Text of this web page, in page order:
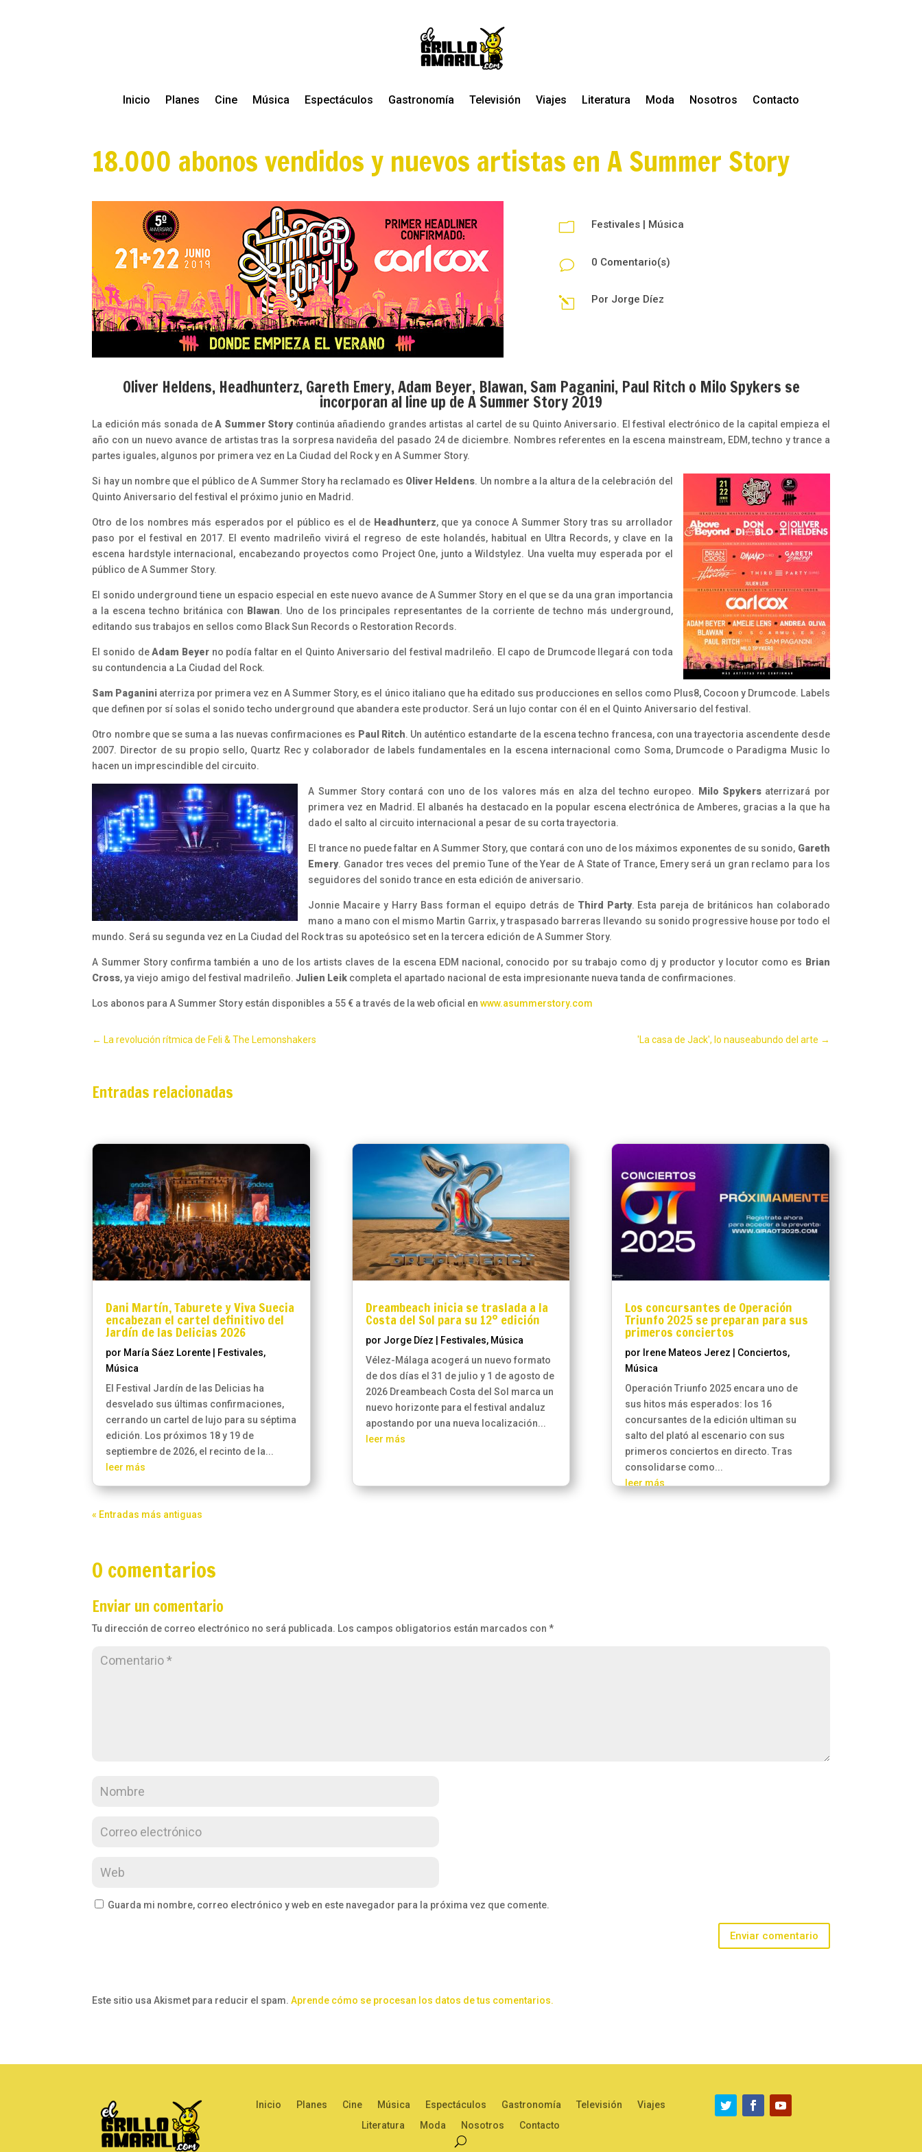
Inicio Planes Cine Música Espectáculos Gastronomía Televisión Viajes Literatura Moda Nosotros Contacto
18.000 abonos vendidos y nuevos artistas en A Summer Story
m Festivales Música
v 0 Comentario(s)
l Por Jorge Díez
Oliver Heldens, Headhunterz, Gareth Emery, Adam Beyer, Blawan, Sam Paganini, Paul Ritch o Milo Spykers se
incorporan al line up de A Summer Story 2019
La edición más sonada deA Summer Storycontinúa añadiendo grandes artistas al cartel de su Quinto Aniversario. El festival electrónico de la capital empieza el
año con un nuevo avance de artistas tras la sorpresa navideña del pasado 24 de diciembre. Nombres referentes en la escena mainstream, EDM, techno y trance a
partes iguales, algunos por primera vez en La Ciudad del Rock y en A Summer Story.
Si hay un nombre que el público de A Summer Story ha reclamado es Oliver Heldens. Un nombre a la altura de la celebración del
Quinto Aniversario del festival el próximo junio en Madrid.
Otro de los nombres más esperados por el público es el de Headhunterz, que ya conoce A Summer Story tras su arrollador
paso por el festival en 2017. El evento madrileño vivirá el regreso de este holandés, habitual en Ultra Records, y clave en la
escena hardstyle internacional, encabezando proyectos como Project One, junto a Wildstylez. Una vuelta muy esperada por el
público de A Summer Story.
El sonido underground tiene un espacio especial en este nuevo avance de A Summer Story en el que se da una gran importancia
a la escena techno británica con Blawan. Uno de los principales representantes de la corriente de techno más underground,
editando sus trabajos en sellos como Black Sun Records o Restoration Records.
El sonido deAdam Beyerno podía faltar en el Quinto Aniversario del festival madrileño. El capo de Drumcode llegará con toda
su contundencia a La Ciudad del Rock.
Sam Paganini aterriza por primera vez en A Summer Story, es el único italiano que ha editado sus producciones en sellos como Plus8, Cocoon y Drumcode. Labels
que definen por sí solas el sonido techo underground que abandera este productor. Será un lujo contar con él en el Quinto Aniversario del festival.
Otro nombre que se suma a las nuevas confirmaciones es Paul Ritch. Un auténtico estandarte de la escena techno francesa, con una trayectoria ascendente desde
2007. Director de su propio sello, Quartz Rec y colaborador de labels fundamentales en la escena internacional como Soma, Drumcode o Paradigma Music lo
hacen un imprescindible del circuito.
A Summer Story contará con uno de los valores más en alza del techno europeo. Milo Spykers aterrizará por
primera vez en Madrid. El albanés ha destacado en la popular escena electrónica de Amberes, gracias a la que ha
dado el salto al circuito internacional a pesar de su corta trayectoria.
El trance no puede faltar en A Summer Story, que contará con uno de los máximos exponentes de su sonido, Gareth
Emery. Ganador tres veces del premio Tune of the Year de A State of Trance, Emery será un gran reclamo para los
seguidores del sonido trance en esta edición de aniversario.
Jonnie Macaire y Harry Bass forman el equipo detrás de Third Party. Esta pareja de británicos han colaborado
mano a mano con el mismo Martin Garrix, y traspasado barreras llevando su sonido progressive house por todo el
mundo. Será su segunda vez en La Ciudad del Rock tras su apoteósico set en la tercera edición de A Summer Story.
A Summer Story confirma también a uno de los artists claves de la escena EDM nacional, conocido por su trabajo como dj y productor y locutor como es Brian
Cross, ya viejo amigo del festival madrileño.Julien Leik completa el apartado nacional de esta impresionante nueva tanda de confirmaciones.
Los abonos para A Summer Story están disponibles a 55 € a través de la web oficial enwww.asummerstory.com
← La revolución rítmica de Feli & The Lemonshakers 'La casa de Jack', lo nauseabundo del arte →
Entradas relacionadas
Dani Martín, Taburete y Viva Suecia
encabezan el cartel definitivo del
Jardín de las Delicias 2026
por María Sáez Lorente | Festivales,
Música
El Festival Jardín de las Delicias ha
desvelado sus últimas confirmaciones,
cerrando un cartel de lujo para su séptima
edición. Los próximos 18 y 19 de
septiembre de 2026, el recinto de la...
leer más
Dreambeach inicia se traslada a la
Costa del Sol para su 12º edición
por Jorge Díez | Festivales, Música
Vélez-Málaga acogerá un nuevo formato
de dos días el 31 de julio y 1 de agosto de
2026 Dreambeach Costa del Sol marca un
nuevo horizonte para el festival andaluz
apostando por una nueva localización...
leer más
Los concursantes de Operación
Triunfo 2025 se preparan para sus
primeros conciertos
por Irene Mateos Jerez | Conciertos,
Música
Operación Triunfo 2025 encara uno de
sus hitos más esperados: los 16
concursantes de la edición ultiman su
salto del plató al escenario con sus
primeros conciertos en directo. Tras
consolidarse como...
leer más
« Entradas más antiguas
0 comentarios
Enviar un comentario
Tu dirección de correo electrónico no será publicada. Los campos obligatorios están marcados con*
Guarda mi nombre, correo electrónico y web en este navegador para la próxima vez que comente.
Enviar comentario
Este sitio usa Akismet para reducir el spam.Aprende cómo se procesan los datos de tus comentarios.
Inicio Planes Cine Música Espectáculos Gastronomía Televisión
Viajes
Literatura
Moda Nosotros Contacto